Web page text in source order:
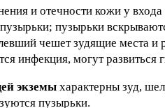
и отечности кожи у
пузырьки
чешет зудящие места
инфекция, могут развиться
экземы характерны зуд,
пузырьки.